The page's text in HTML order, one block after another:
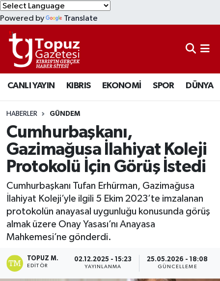
Powered by Translate
CANLI YAYIN KIBRIS EKONOMİ SPOR DÜNYA
HABERLER GÜNDEM
Cumhurbaşkanı,
Gazimağusa İlahiyat Koleji
Protokolü İçin Görüş İstedi
Cumhurbaşkanı Tufan Erhürman, Gazimağusa
İlahiyat Koleji’yle ilgili 5 Ekim 2023’te imzalanan
protokolün anayasal uygunluğu konusunda görüş
almak üzere Onay Yasası’nı Anayasa
Mahkemesi’ne gönderdi.
TOPUZ M.
EDITÖR
02.12.2025 - 15:23
YAYINLANMA
25.05.2026 - 18:08
GÜNCELLEME
KIBRIS
DÜNYA
EKONOMİ
MAGAZİN
SAĞLIK
SPOR
TEKNOLOJİ
TÜRKİYE
Lefkoşa Nöbetçi Eczaneler
Lefkoşa Hava Durumu
Lefkoşa Trafik Yoğunluk Haritası
Süper Lig Puan Durumu ve Fikstür
Tüm Manşetler
Son Dakika Haberleri
Haber Arşivi